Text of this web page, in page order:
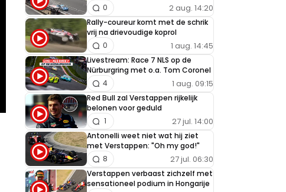
2 aug. 14:20
0
Rally-coureur komt met de schrik
vrij na drievoudige koprol
1 aug. 14:45
0
Livestream: Race 7 NLS op de
Nürburgring met o.a. Tom Coronel
1 aug. 09:15
4
Red Bull zal Verstappen rijkelijk
belonen voor geduld
27 jul. 14:00
1
Antonelli weet niet wat hij ziet
met Verstappen: "Oh my god!"
27 jul. 06:30
8
Verstappen verbaast zichzelf met
sensationeel podium in Hongarije